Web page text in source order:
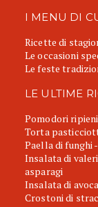
I MENU DI
Ricette di
Le occasioni
Le feste
LE ULTIME
Pomodori
Torta
Paella di funghi
Insalata di
asparagi
Insalata di
Crostoni di